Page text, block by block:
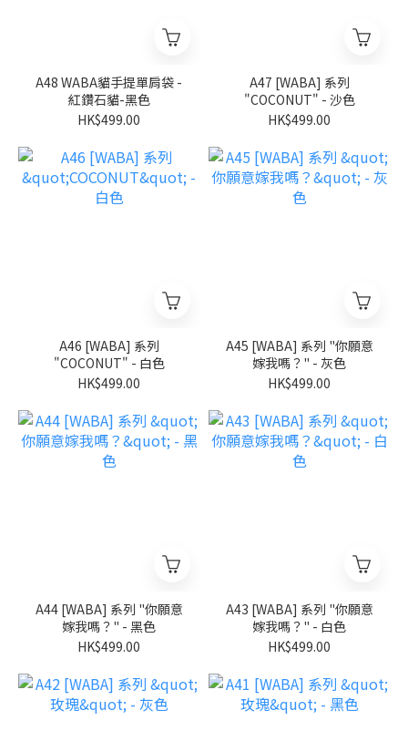
A48 WABA貓手提單肩袋 -
紅鑽石貓-黑色
HK$499.00
A47 [WABA] 系列
"COCONUT" - 沙色
HK$499.00
A46 [WABA] 系列
"COCONUT" - 白色
HK$499.00
A45 [WABA] 系列 "你願意
嫁我嗎？" - 灰色
HK$499.00
A44 [WABA] 系列 "你願意
嫁我嗎？" - 黑色
HK$499.00
A43 [WABA] 系列 "你願意
嫁我嗎？" - 白色
HK$499.00